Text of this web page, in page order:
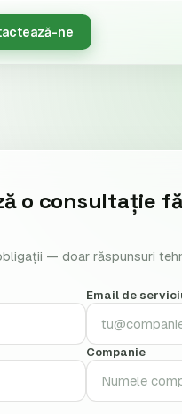
ne
o consultație
— doar răspunsuri
Email de
Companie